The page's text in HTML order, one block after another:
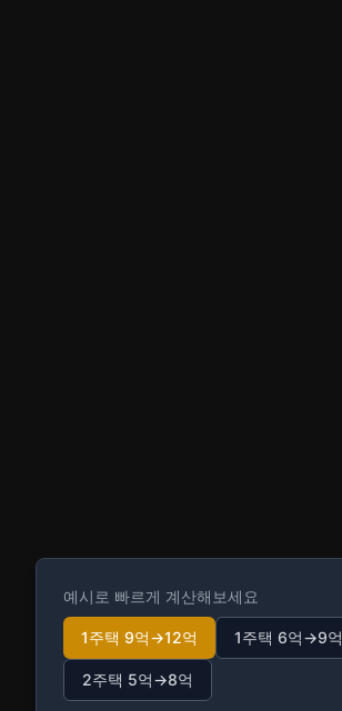
예시로 빠르게 계산해보세요
1주택 9억→12억 1주택 6억→9억
2주택 5억→8억